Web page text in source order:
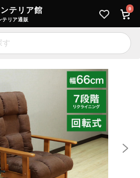
テリア館
テリア通販
0